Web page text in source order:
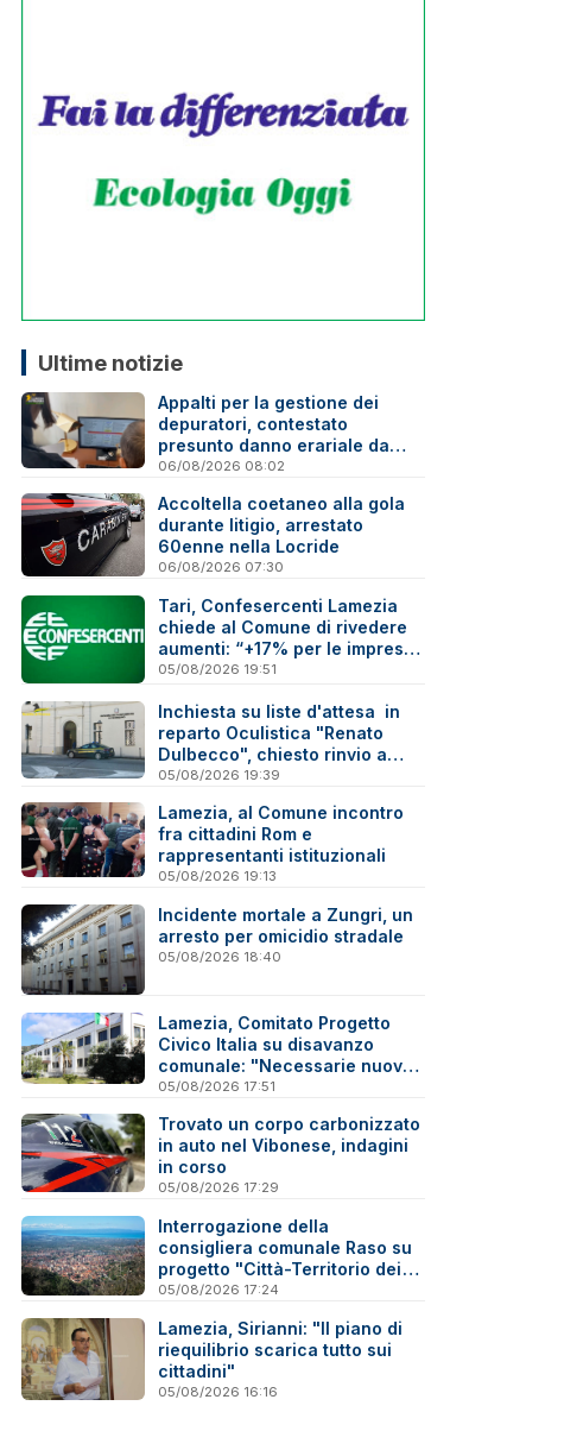
Ultime notizie
Appalti per la gestione dei
depuratori, contestato
presunto danno erariale da
600mila euro
06/08/2026 08:02
Accoltella coetaneo alla gola
durante litigio, arrestato
60enne nella Locride
06/08/2026 07:30
Tari, Confesercenti Lamezia
chiede al Comune di rivedere
aumenti: “+17% per le imprese
è troppo”
05/08/2026 19:51
Inchiesta su liste d'attesa in
reparto Oculistica "Renato
Dulbecco", chiesto rinvio a
giudizio per 10 indagati
05/08/2026 19:39
Lamezia, al Comune incontro
fra cittadini Rom e
rappresentanti istituzionali
05/08/2026 19:13
Incidente mortale a Zungri, un
arresto per omicidio stradale
05/08/2026 18:40
Lamezia, Comitato Progetto
Civico Italia su disavanzo
comunale: "Necessarie nuove
verifiche"
05/08/2026 17:51
Trovato un corpo carbonizzato
in auto nel Vibonese, indagini
in corso
05/08/2026 17:29
Interrogazione della
consigliera comunale Raso su
progetto "Città-Territorio dei
Due Mari Catanzaro-Lamezia"
05/08/2026 17:24
Lamezia, Sirianni: "Il piano di
riequilibrio scarica tutto sui
cittadini"
05/08/2026 16:16